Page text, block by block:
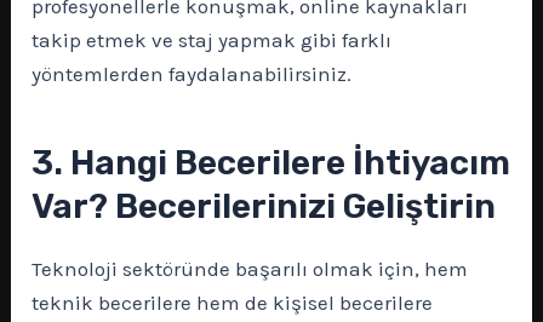
profesyonellerle konuşmak, online kaynakları
takip etmek ve staj yapmak gibi farklı
yöntemlerden faydalanabilirsiniz.
3. Hangi Becerilere İhtiyacım
Var? Becerilerinizi Geliştirin
Teknoloji sektöründe başarılı olmak için, hem
teknik becerilere hem de kişisel becerilere